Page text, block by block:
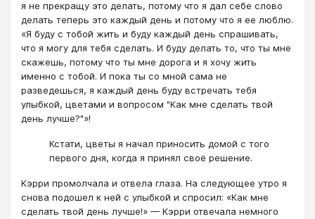
я не прекращу это делать, потому что я дал себе слово
делать теперь это каждый день и потому что я ее люблю.
«Я буду с тобой жить и буду каждый день спрашивать,
что я могу для тебя сделать. И буду делать то, что ты мне
скажешь, потому что ты мне дорога и я хочу жить
именно с тобой. И пока ты со мной сама не
разведешься, я каждый день буду встречать тебя
улыбкой, цветами и вопросом "Как мне сделать твой
день лучше?"»!
Кстати, цветы я начал приносить домой с того
первого дня, когда я принял своё решение.
Кэрри промолчала и отвела глаза. На следующее утро я
снова подошел к ней с улыбкой и спросил: «Как мне
сделать твой день лучше!» — Кэрри отвечала немного